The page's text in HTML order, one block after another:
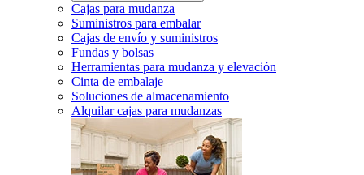
Cajas para mudanza
Suministros para embalar
Cajas de envío y suministros
Fundas y bolsas
Herramientas para mudanza y elevación
Cinta de embalaje
Soluciones de almacenamiento
Alquilar cajas para mudanzas